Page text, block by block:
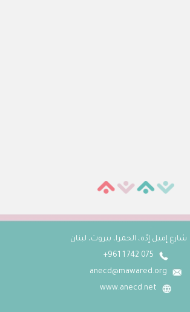
شارع إميل إدّه، الحمرا، بيروت، لبنان
075 742 1 961+
anecd@mawared.org
www.anecd.net